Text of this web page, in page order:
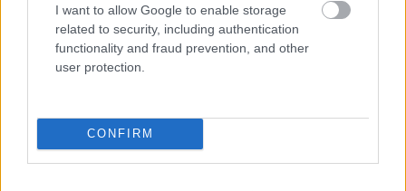
I want to allow Google to enable storage
related to security, including authentication
functionality and fraud prevention, and other
user protection.
CONFIRM
Re: Takto sa rieši málo úložného miesta. V tomto byte
stačil jeden prvok | Môjdom.sk
My napríklad labky utierame hneď pri dverách a doma pred dvere
používame tyčový ETA Terier…
stačil jeden prvok | Môjdom.sk
Dizajn je to nádherný, tá brezová preglejka a čisté línie vyzerajú super.
Re: Toto je najväčší mýtus pri ošetrení dreva a môže vás